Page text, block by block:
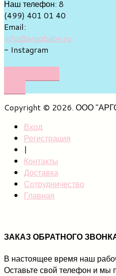
Наш телефон: 8
(499) 401 01 40
Email:
info@argobaby.ru
- Instagram
Copyright © 2026. ООО
Вход
Регистрация
|
Контакты
Доставка
Сотрудничество
Главная
ЗАКАЗ ОБРАТНОГО
В настоящее время наш
Оставьте свой телефон и мы